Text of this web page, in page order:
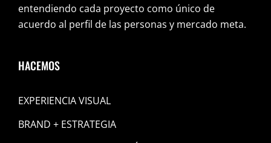
entendiendo cada proyecto como único de
acuerdo al perfil de las personas y mercado meta.
HACEMOS
EXPERIENCIA VISUAL
BRAND + ESTRATEGIA